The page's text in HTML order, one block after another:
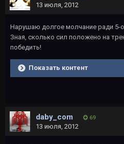
13 июля, 2012
Нарушаю долгое молчание ради 5-
Зная, сколько сил положено на
победить!
Показать контент
daby_com 69
13 июля, 2012